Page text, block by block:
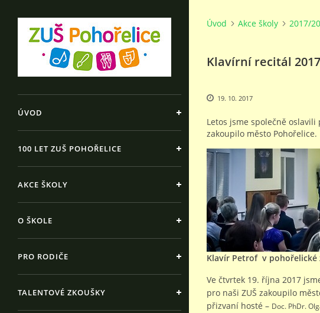
ÚVOD
100 LET ZUŠ POHOŘELICE
AKCE ŠKOLY
O ŠKOLE
PRO RODIČE
TALENTOVÉ ZKOUŠKY
Úvod Akce školy 2017/
Klavírní recitál 2017
19. 10. 2017
Letos jsme společně
zakoupilo město Pohořelice.
Klavír Petrof v pohořelické
Ve čtvrtek 19. října 2017
pro naši ZUŠ zakoupilo
přizvaní hosté – Doc. PhDr.